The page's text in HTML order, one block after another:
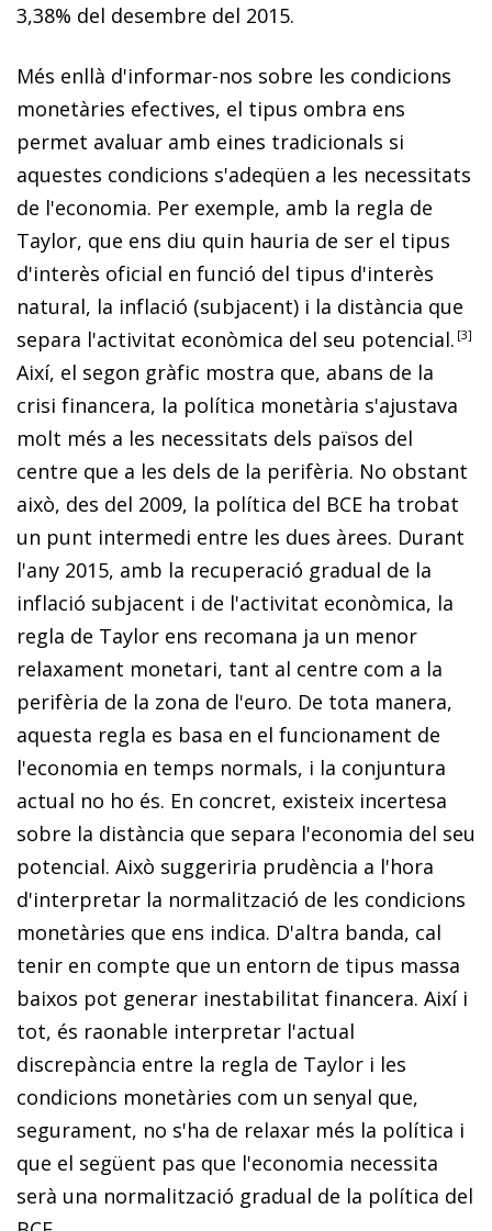
3,38% del desembre del 2015.
Més enllà d'informar-nos sobre les condicions
monetàries efectives, el tipus ombra ens
permet avaluar amb eines tra­­dicionals si
aquestes condicions s'adeqüen a les necessitats
de l'economia. Per exemple, amb la regla de
Taylor, que ens diu quin hauria de ser el tipus
d'interès oficial en funció del tipus d'interès
natural, la inflació (subjacent) i la distància que
separa l'activitat econòmica del seu potencial. 3
Així, el segon gràfic mostra que, abans de la
crisi fi­­nancera, la política monetària s'ajustava
molt més a les ne­­cessitats dels països del
centre que a les dels de la perifèria. No obstant
això, des del 2009, la política del BCE ha trobat
un punt intermedi entre les dues àrees. Durant
l'any 2015, amb la recuperació gradual de la
inflació subjacent i de l'activitat econòmica, la
regla de Taylor ens recomana ja un menor
relaxament monetari, tant al centre com a la
perifèria de la zona de l'euro. De tota manera,
aquesta re­­gla es basa en el funcionament de
l'economia en temps nor­­mals, i la conjuntura
actual no ho és. En concret, existeix incertesa
sobre la distància que separa l'economia del seu
potencial. Això suggeriria prudència a l'hora
d'inter­­pre­­tar la normalització de les condicions
monetàries que ens indica. D'altra banda, cal
tenir en compte que un en­­torn de tipus massa
baixos pot generar inestabilitat financera. Així i
tot, és raonable interpretar l'actual
discrepància entre la regla de Taylor i les
condicions monetàries com un senyal que,
segurament, no s'ha de relaxar més la política i
que el següent pas que l'economia necessita
serà una nor­­malització gradual de la política del